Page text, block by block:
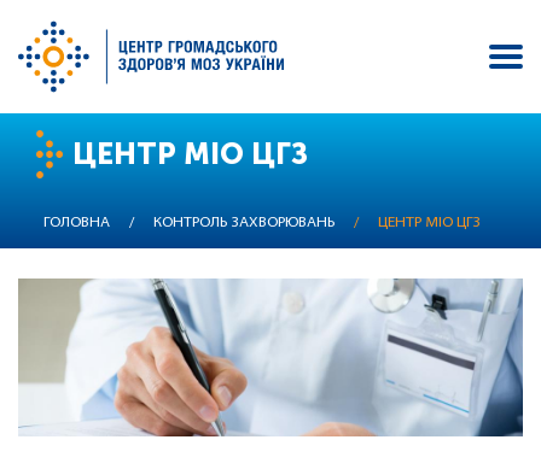
Перейти
вмісту
ЦЕНТР МІО ЦГЗ
ГОЛОВНА / КОНТРОЛЬ ЗАХВОРЮВАНЬ / ЦЕНТР МІО ЦГЗ